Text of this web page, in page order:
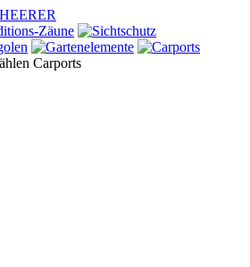
Carports